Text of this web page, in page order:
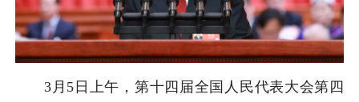
3月5日 上午，第十四届全国人民代表大会第四